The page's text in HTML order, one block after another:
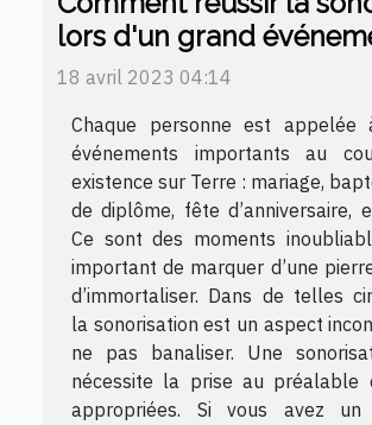
lors d'un grand
18 avril 2023 04:14
Chaque personne est appelée
événements importants au
existence sur Terre : mariage,
de diplôme, fête d’anniversaire,
Ce sont des moments
important de marquer d’une
d’immortaliser. Dans de telles
la sonorisation est un aspect
ne pas banaliser. Une
nécessite la prise au préalable
appropriées. Si vous avez un